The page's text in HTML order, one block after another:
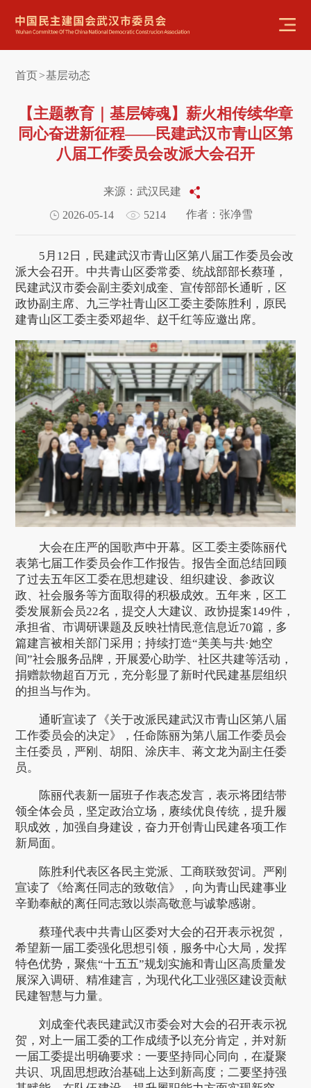
首页>基层动态
【主题教育｜基层铸魂】薪火相传续华章
同心奋进新征程——民建武汉市青山区第
八届工作委员会改派大会召开
来源：武汉民建
2026-05-14
5214 作者：张净雪
5月12日，民建武汉市青山区第八届工作委员会改
派大会召开。中共青山区委常委、统战部部长蔡瑾，
民建武汉市委会副主委刘成奎、宣传部部长通昕，区
政协副主席、九三学社青山区工委主委陈胜利，原民
建青山区工委主委邓超华、赵千红等应邀出席。
大会在庄严的国歌声中开幕。区工委主委陈丽代
表第七届工作委员会作工作报告。报告全面总结回顾
了过去五年区工委在思想建设、组织建设、参政议
政、社会服务等方面取得的积极成效。五年来，区工
委发展新会员22名，提交人大建议、政协提案149件，
承担省、市调研课题及反映社情民意信息近70篇，多
篇建言被相关部门采用；持续打造“美美与共·她空
间”社会服务品牌，开展爱心助学、社区共建等活动，
捐赠款物超百万元，充分彰显了新时代民建基层组织
的担当与作为。
通昕宣读了《关于改派民建武汉市青山区第八届
工作委员会的决定》，任命陈丽为第八届工作委员会
主任委员，严刚、胡阳、涂庆丰、蒋文龙为副主任委
员。
陈丽代表新一届班子作表态发言，表示将团结带
领全体会员，坚定政治立场，赓续优良传统，提升履
职成效，加强自身建设，奋力开创青山民建各项工作
新局面。
陈胜利代表区各民主党派、工商联致贺词。严刚
宣读了《给离任同志的致敬信》，向为青山民建事业
辛勤奉献的离任同志致以崇高敬意与诚挚感谢。
蔡瑾代表中共青山区委对大会的召开表示祝贺，
希望新一届工委强化思想引领，服务中心大局，发挥
特色优势，聚焦“十五五”规划实施和青山区高质量发
展深入调研、精准建言，为现代化工业强区建设贡献
民建智慧与力量。
刘成奎代表民建武汉市委会对大会的召开表示祝
贺，对上一届工委的工作成绩予以充分肯定，并对新
一届工委提出明确要求：一要坚持同心同向，在凝聚
共识、巩固思想政治基础上达到新高度；二要坚持强